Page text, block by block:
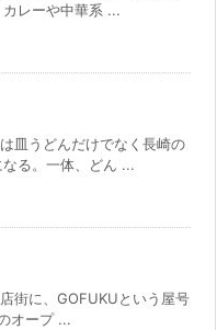
レーや中華系 ...
皿うどんだけでなく長崎の
る。一体、どん ...
街に、GOFUKUという屋号
オープ ...